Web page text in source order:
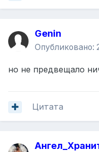
Genin
Опубликовано:
но не предвещало
Цитата